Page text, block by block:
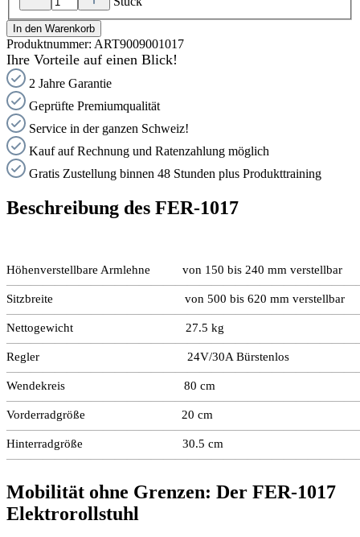
In den Warenkorb
Produktnummer: ART9009001017
Ihre Vorteile auf einen Blick!
2 Jahre Garantie
Geprüfte Premiumqualität
Service in der ganzen Schweiz!
Kauf auf Rechnung und Ratenzahlung möglich
Gratis Zustellung binnen 48 Stunden plus Produkttraining
Beschreibung des FER-1017
Höhenverstellbare Armlehne von 150 bis 240 mm verstellbar
Sitzbreite von 500 bis 620 mm verstellbar
Nettogewicht 27.5 kg
Regler 24V/30A Bürstenlos
Wendekreis 80 cm
Vorderradgröße 20 cm
Hinterradgröße 30.5 cm
Mobilität ohne Grenzen: Der FER-1017
Elektrorollstuhl